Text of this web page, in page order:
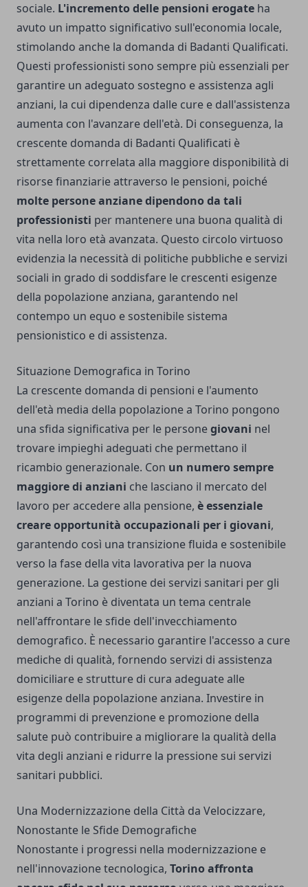
sociale. L'incremento delle pensioni erogate ha
avuto un impatto significativo sull'economia locale,
stimolando anche la domanda di Badanti Qualificati.
Questi professionisti sono sempre più essenziali per
garantire un adeguato sostegno e assistenza agli
anziani, la cui dipendenza dalle cure e dall'assistenza
aumenta con l'avanzare dell'età. Di conseguenza, la
crescente domanda di Badanti Qualificati è
strettamente correlata alla maggiore disponibilità di
risorse finanziarie attraverso le pensioni, poiché
molte persone anziane dipendono da tali
professionisti per mantenere una buona qualità di
vita nella loro età avanzata. Questo circolo virtuoso
evidenzia la necessità di politiche pubbliche e servizi
sociali in grado di soddisfare le crescenti esigenze
della popolazione anziana, garantendo nel
contempo un equo e sostenibile sistema
pensionistico e di assistenza.
Situazione Demografica in Torino
La crescente domanda di pensioni e l'aumento
dell'età media della popolazione a Torino pongono
una sfida significativa per le personegiovani nel
trovare impieghi adeguati che permettano il
ricambio generazionale. Con un numero sempre
maggiore di anziani che lasciano il mercato del
lavoro per accedere alla pensione, è essenziale
creare opportunità occupazionali per i giovani,
garantendo così una transizione fluida e sostenibile
verso la fase della vita lavorativa per la nuova
generazione. La gestione dei servizi sanitari per gli
anziani a Torino è diventata un tema centrale
nell'affrontare le sfide dell'invecchiamento
demografico. È necessario garantire l'accesso a cure
mediche di qualità, fornendo servizi di assistenza
domiciliare e strutture di cura adeguate alle
esigenze della popolazione anziana. Investire in
programmi di prevenzione e promozione della
salute può contribuire a migliorare la qualità della
vita degli anziani e ridurre la pressione sui servizi
sanitari pubblici.
Una Modernizzazione della Città da Velocizzare,
Nonostante le Sfide Demografiche
Nonostante i progressi nella modernizzazione e
nell'innovazione tecnologica, Torino affronta